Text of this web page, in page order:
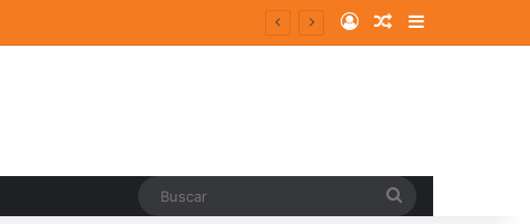
Log InRandom Article
Sidebar